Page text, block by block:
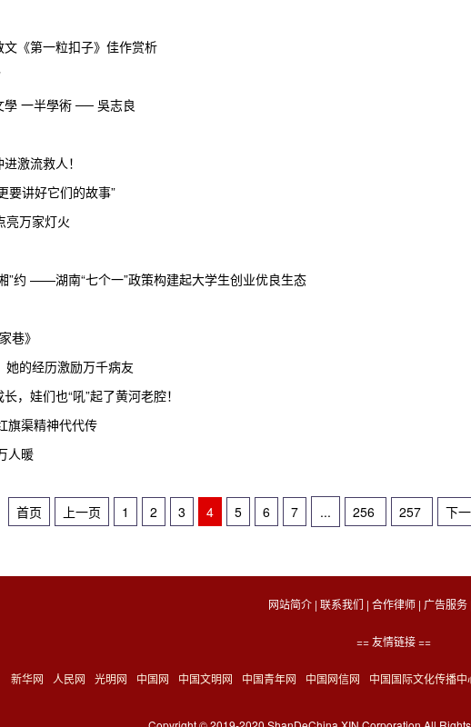
文《第一粒扣子》佳作赏析
學 一半學術 ── 吳志良
激流救人！
要讲好它们的故事”
亮万家灯火
”约 ——湖南“七个一”政策构建起大学生创业优良生态
巷》
她的经历激励万千病友
，娃们也“吼”起了黄河老腔！
旗渠精神代代传
人暖
首页 上一页 1 2 3 4 5 6 7 ... 256 257 下
网站简介 | 联系我们 | 合作律师 | 广告服务
== 友情链接 ==
新华网 人民网 光明网 中国网 中国文明网 中国青年网 中国网信网 中国国际文化传播中